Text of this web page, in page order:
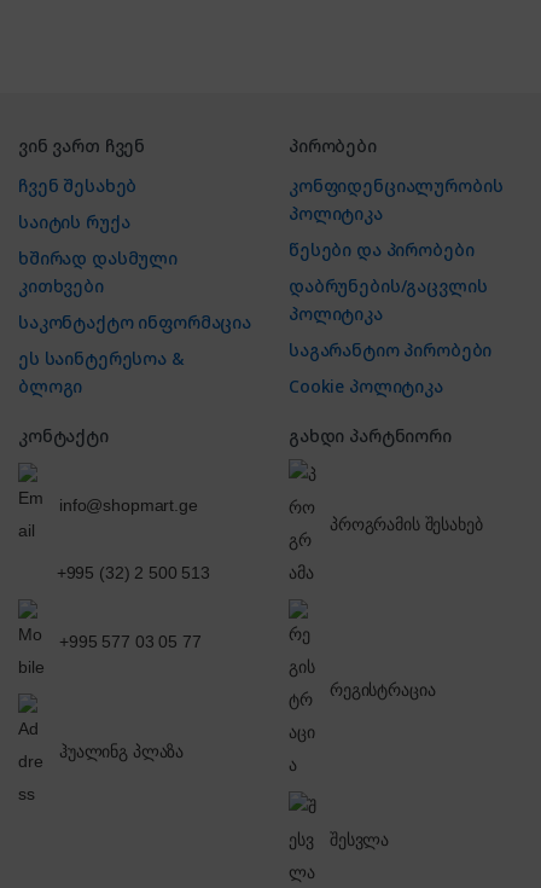
ვინ ვართ ჩვენ
ჩვენ შესახებ
საიტის რუქა
ხშირად დასმული
კითხვები
საკონტაქტო ინფორმაცია
ეს საინტერესოა &
ბლოგი
პირობები
კონფიდენციალურობის
პოლიტიკა
წესები და პირობები
დაბრუნების/გაცვლის
პოლიტიკა
საგარანტიო პირობები
Cookie პოლიტიკა
კონტაქტი
info@shopmart.ge
+995 (32) 2 500 513
+995 577 03 05 77
ჰუალინგ პლაზა
გახდი პარტნიორი
პროგრამის შესახებ
რეგისტრაცია
შესვლა